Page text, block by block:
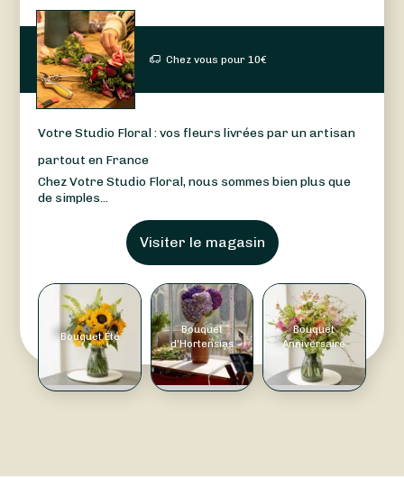
Chez vous pour10€
Votre Studio Floral : vos fleurs livrées par un artisan
partout en France
Chez Votre Studio Floral, nous sommes bien plus que
de simples...
Visiter le magasin
Bouquet Été
Bouquet
d'Hortensias
Bouquet
Anniversaire